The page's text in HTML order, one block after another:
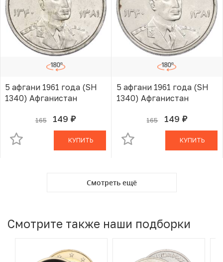
5 афгани 1961 года (SH
1340) Афганистан
165 149 руб.
В КОРЗИНЕ
КУПИТЬ
5 афгани 1961 года (SH
1340) Афганистан
165 149 руб.
В КОРЗИНЕ
КУПИТЬ
Смотреть ещё
Смотрите также наши подборки